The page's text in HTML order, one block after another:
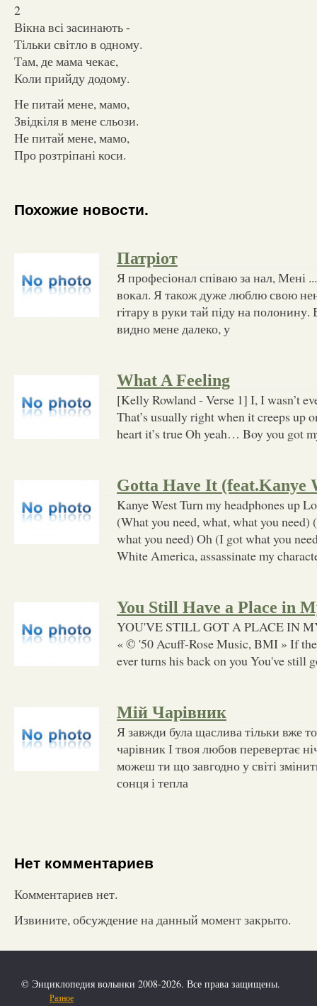
2
Вікна всі засинають -
Тільки світло в одному.
Там, де мама чекає,
Коли прийду додому.
Не питай мене, мамо,
Звідкіля в мене сльози.
Не питай мене, мамо,
Про розтріпані коси.
Похожие новости.
Патріот
Я професіонал співаю за нал, Мені
вокал. Я також дуже люблю свою
гітару в руки тай піду на полонину.
видно мене далеко, у
What A Feeling
[Kelly Rowland - Verse 1] I, I wasn’t
That’s usually right when it creeps up
heart it’s true Oh yeah… Boy you got
Gotta Have It (feat.Kanye
Kanye West Turn my headphones up
(What you need, what, what you need)
what you need) Oh (I got what you
White America, assassinate my
You Still Have a Place in
YOU'VE STILL GOT A PLACE IN
« © '50 Acuff-Rose Music, BMI » If
ever turns his back on you You've still
Мій Чарівник
Я завжди була щаслива тільки вже
чарівник І твоя любов перевертає
можеш ти що завгодно у світі
сонця і тепла
Нет комментариев
Комментариев нет.
Извините, обсуждение на данный момент закрыто.
© Энциклопедия волынки 2008-2026. Все права защищены.
Разное